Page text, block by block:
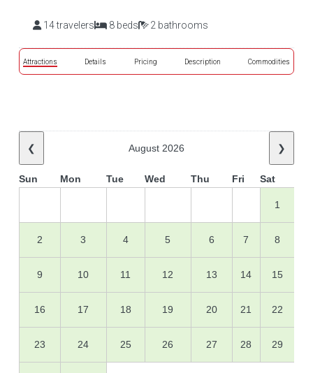
14 travelers 8 beds 2 bathrooms
Attractions Details Pricing Description Commodities
❮ August 2026 ❯
Sun Mon Tue Wed Thu Fri Sat
1
2 3 4 5 6 7 8
9 10 11 12 13 14 15
16 17 18 19 20 21 22
23 24 25 26 27 28 29